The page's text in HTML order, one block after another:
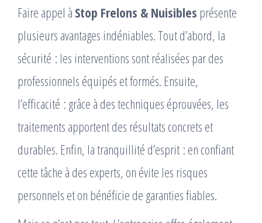
Faire appel à Stop Frelons & Nuisibles présente
plusieurs avantages indéniables. Tout d’abord, la
sécurité : les interventions sont réalisées par des
professionnels équipés et formés. Ensuite,
l’efficacité : grâce à des techniques éprouvées, les
traitements apportent des résultats concrets et
durables. Enfin, la tranquillité d’esprit : en confiant
cette tâche à des experts, on évite les risques
personnels et on bénéficie de garanties fiables.